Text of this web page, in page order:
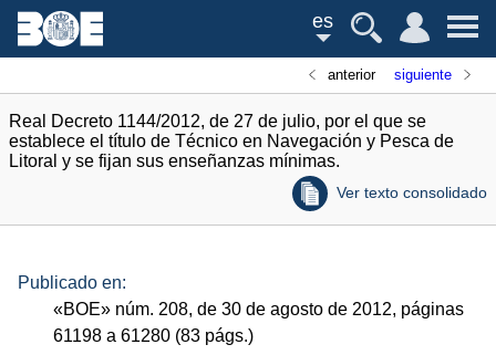
es
anterior siguiente
Real Decreto 1144/2012, de 27 de julio, por el que se
establece el título de Técnico en Navegación y Pesca de
Litoral y se fijan sus enseñanzas mínimas.
Ver texto consolidado
Publicado en:
«BOE» núm. 208, de 30 de agosto de 2012, páginas
61198 a 61280 (83 págs.)